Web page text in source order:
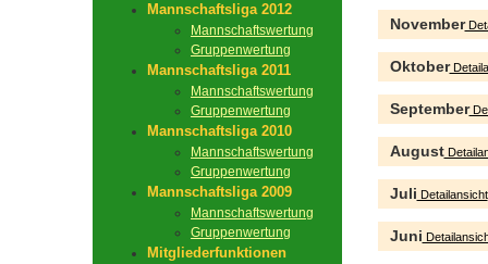
Mannschaftsliga 2012
Mannschaftswertung
Gruppenwertung
Mannschaftsliga 2011
Mannschaftswertung
Gruppenwertung
Mannschaftsliga 2010
Mannschaftswertung
Gruppenwertung
Mannschaftsliga 2009
Mannschaftswertung
Gruppenwertung
Mitgliederfunktionen
November
Oktober
September
August
Juli Detailansicht
Juni